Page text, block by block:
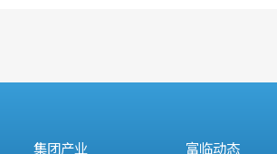
集团产业 富临动态